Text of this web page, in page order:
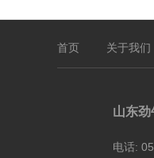
首页 关于我们
山东劲
电话: